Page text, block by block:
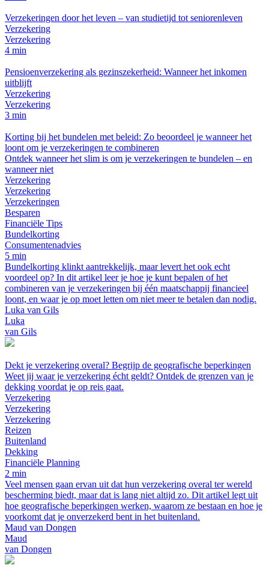
Verzekeringen door het leven – van studietijd tot seniorenleven
Verzekering
Verzekering
4 min
Pensioenverzekering als gezinszekerheid: Wanneer het inkomen
uitblijft
Verzekering
Verzekering
3 min
Korting bij het bundelen met beleid: Zo beoordeel je wanneer het
loont om je verzekeringen te combineren
Ontdek wanneer het slim is om je verzekeringen te bundelen – en
wanneer niet
Verzekering
Verzekering
Verzekeringen
Besparen
Financiële Tips
Bundelkorting
Consumentenadvies
5 min
Bundelkorting klinkt aantrekkelijk, maar levert het ook echt
voordeel op? In dit artikel leer je hoe je kunt bepalen of het
combineren van je verzekeringen bij één maatschappij financieel
loont, en waar je op moet letten om niet meer te betalen dan nodig.
Luka van Gils
Luka
van Gils
Dekt je verzekering overal? Begrijp de geografische beperkingen
Weet jij waar je verzekering écht geldt? Ontdek de grenzen van je
dekking voordat je op reis gaat.
Verzekering
Verzekering
Verzekering
Reizen
Buitenland
Dekking
Financiële Planning
2 min
Veel mensen gaan ervan uit dat hun verzekering overal ter wereld
bescherming biedt, maar dat is lang niet altijd zo. Dit artikel legt uit
hoe geografische beperkingen werken, waarom ze bestaan en hoe je
voorkomt dat je onverzekerd bent in het buitenland.
Maud van Dongen
Maud
van Dongen